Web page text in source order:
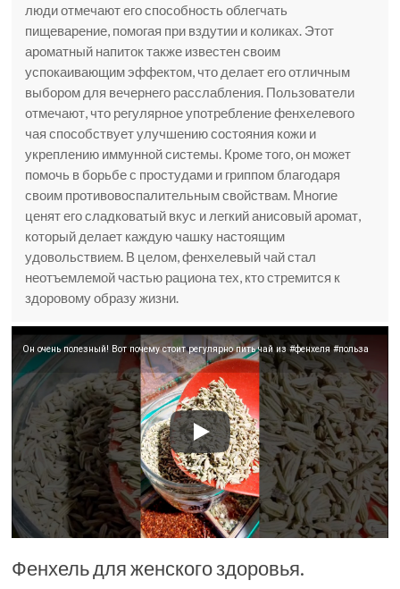
люди отмечают его способность облегчать
пищеварение, помогая при вздутии и коликах. Этот
ароматный напиток также известен своим
успокаивающим эффектом, что делает его отличным
выбором для вечернего расслабления. Пользователи
отмечают, что регулярное употребление фенхелевого
чая способствует улучшению состояния кожи и
укреплению иммунной системы. Кроме того, он может
помочь в борьбе с простудами и гриппом благодаря
своим противовоспалительным свойствам. Многие
ценят его сладковатый вкус и легкий анисовый аромат,
который делает каждую чашку настоящим
удовольствием. В целом, фенхелевый чай стал
неотъемлемой частью рациона тех, кто стремится к
здоровому образу жизни.
Он очень полезный! Вот почему стоит регулярно пить чай из #фенхеля #польза
Фенхель для женского здоровья.